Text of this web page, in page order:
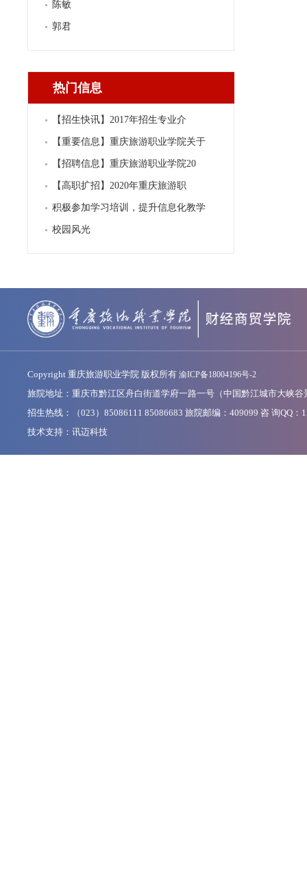
陈敏
郭君
热门信息
【招生快讯】2017年招生专业介
【重要信息】重庆旅游职业学院关于
【招聘信息】重庆旅游职业学院20
【高职扩招】2020年重庆旅游职
积极参加学习培训，提升信息化教学
校园风光
Copyright 重庆旅游职业学院 版权所有 渝ICP备18004196号-2
旅院地址：重庆市黔江区舟白街道学府一路一号（中国黔江城市大峡谷
招生热线：（023）85086111 85086683 旅院邮编：409099 咨 询QQ：
技术支持： 讯迈科技